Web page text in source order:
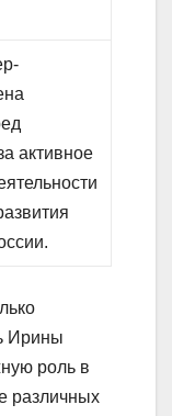
активное
Ирины
роль в
различных